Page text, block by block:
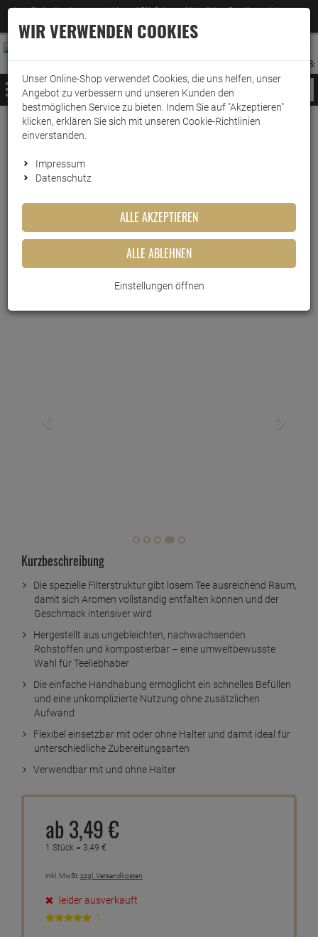
Jetzt für den Newsletter entscheiden und 5% Rabatt auf Ihre nächste Bestellung erhalten
–Zum Newsletter
ANMELDEN
AUFKLAPPEN
MERKZETTEL
WARENKORB:
MENÜ
Weiter einkaufen www.wark24.de Lebensmittel Tee Teefilter
CILIA® Teefilter 100Stk. Grösse M mit/ohne Halter…
CILIA® Teefilter 100Stk.
Grösse M mit/ohne Halter
verwendbar
Kurzbeschreibung
Die spezielle Filterstruktur gibt losem Tee ausreichend Raum,
damit sich Aromen vollständig entfalten können und der
Geschmack intensiver wird
Hergestellt aus ungebleichten, nachwachsenden
Rohstoffen und kompostierbar – eine umweltbewusste
Wahl für Teeliebhaber
Die einfache Handhabung ermöglicht ein schnelles Befüllen
und eine unkomplizierte Nutzung ohne zusätzlichen
Aufwand
Flexibel einsetzbar mit oder ohne Halter und damit ideal für
unterschiedliche Zubereitungsarten
Verwendbar mit und ohne Halter
ab 3,49€
1 Stück = 3,49 €
inkl. MwSt. zzgl. Versandkosten
leider ausverkauft
1
WIR VERWENDEN COOKIES
Unser Online-Shop verwendet Cookies, die uns helfen, unser
Angebot zu verbessern und unseren Kunden den
bestmöglichen Service zu bieten. Indem Sie auf "Akzeptieren"
klicken, erklären Sie sich mit unseren Cookie-Richtlinien
einverstanden.
Impressum
Datenschutz
ALLE AKZEPTIEREN
ALLE ABLEHNEN
Einstellungen öffnen